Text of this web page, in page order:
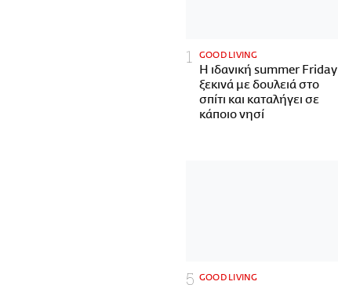
GOOD LIVING
Η ιδανική summer Friday
ξεκινά με δουλειά στο
σπίτι και καταλήγει σε
κάποιο νησί
GOOD LIVING